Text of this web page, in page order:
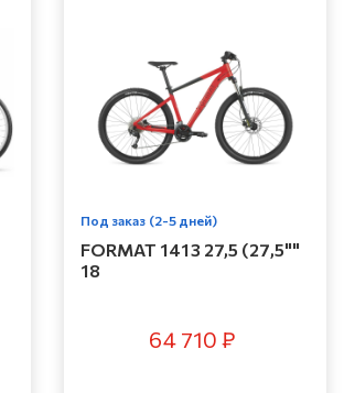
Под заказ (2-5 дней)
FORMAT 1413 27,5 (27,5""
18
64 710 ₽